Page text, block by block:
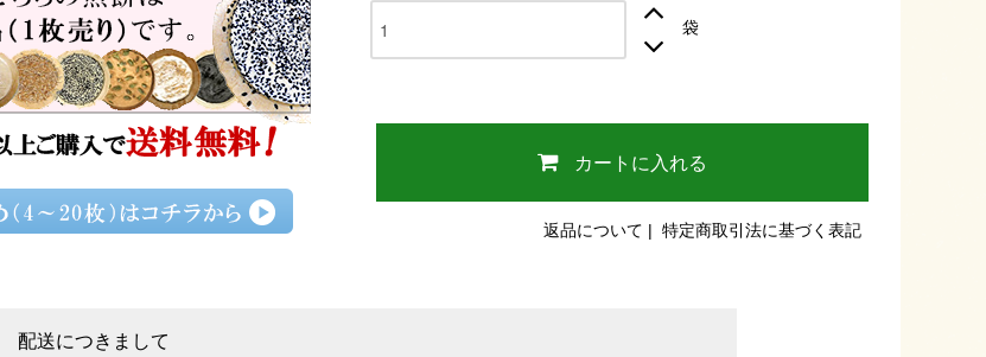
袋
カートに入れる
返品について | 特定商取引法に基づく表記
配送につきまして